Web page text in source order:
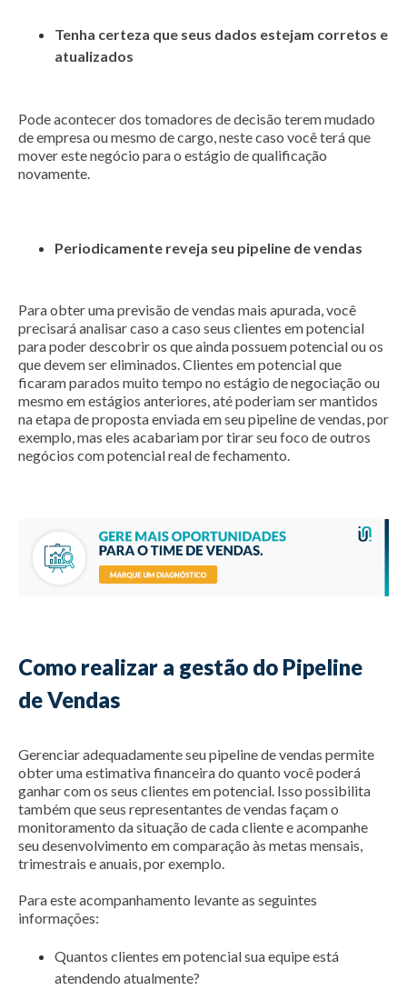
Tenha certeza que seus dados estejam corretos e
atualizados
Pode acontecer dos tomadores de decisão terem mudado
de empresa ou mesmo de cargo, neste caso você terá que
mover este negócio para o estágio de qualificação
novamente.
Periodicamente reveja seu pipeline de vendas
Para obter uma previsão de vendas mais apurada, você
precisará analisar caso a caso seus clientes em potencial
para poder descobrir os que ainda possuem potencial ou os
que devem ser eliminados. Clientes em potencial que
ficaram parados muito tempo no estágio de negociação ou
mesmo em estágios anteriores, até poderiam ser mantidos
na etapa de proposta enviada em seu pipeline de vendas, por
exemplo, mas eles acabariam por tirar seu foco de outros
negócios com potencial real de fechamento.
Como realizar a gestão do Pipeline
de Vendas
Gerenciar adequadamente seu pipeline de vendas permite
obter uma estimativa financeira do quanto você poderá
ganhar com os seus clientes em potencial. Isso possibilita
também que seus representantes de vendas façam o
monitoramento da situação de cada cliente e acompanhe
seu desenvolvimento em comparação às metas mensais,
trimestrais e anuais, por exemplo.
Para este acompanhamento levante as seguintes
informações:
Quantos clientes em potencial sua equipe está
atendendo atualmente?